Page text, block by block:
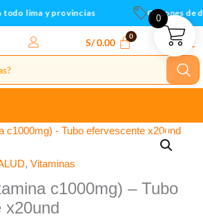
lima y provincias Cupones de
S/0.00
, Vitaminas
c1000mg) – Tubo
x20und
0